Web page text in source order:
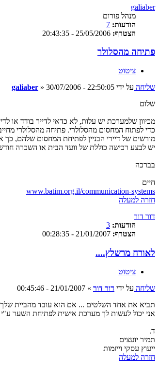
galiaber
מנהל פורום
הודעות: 7
הצטרף:
פתיחה מהסלולר
ציטוט
שליחה על ידי galiaber » 30/07/2006 - 22:50:05
שלום
מכיוון שלמערכת יש עלות, לא כדאי לדייר בודד או
כדי לפתוח המחסום מהסלולרי. פתיחה מהסלולרי
מורשים של דיירי הבניין לפתיחת המחסום שלהם,
יש לבצע רכישה כוללת של וועד הבית או השכרה
בברכה
חיים
www.batim.org.il/communication-systems
חזרה למעלה
דור דור
הודעות: 3
הצטרף:
לאורח מרשלץ....
ציטוט
שליחה על ידי דור דור »
21/01/2007 - 00:45:46
תביא את אחד השלטים ... אם הוא עובד מהביית
אני יכול לעשות לך מערכת אישית לפתיחת השער ע"י טלפון סלולרי...אבל.. זה יעלה לך כ500 שקלים...ודורש הפעלת
ד.
תמיר יועצים
ייעוץ עסקי וייזמות
חזרה למעלה